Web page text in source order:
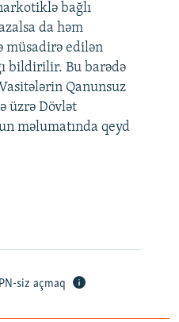
bağlı
da həm
müsadirə edilən
bildirilir. Bu barədə
Qanunsuz
üzrə Dövlət
məlumatında qeyd
siz açmaq